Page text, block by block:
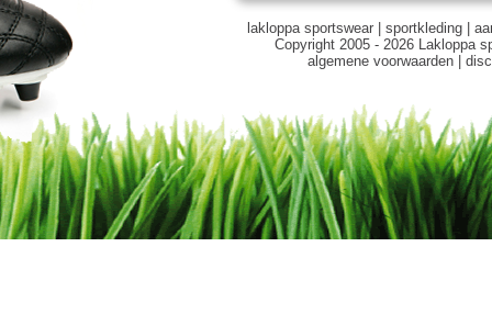
lakloppa sportswear| sportkleding|
Copyright 2005 - 2026 Lakloppa
algemene voorwaarden